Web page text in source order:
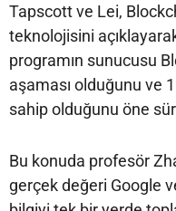
Tapscott ve Lei,
teknolojisini
programın sunucusu
aşaması olduğunu ve
sahip olduğunu öne
Bu konuda profesör
gerçek değeri Google